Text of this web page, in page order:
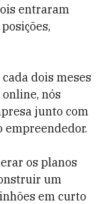
entraram
dois meses
online, nós
junto com
empreendedor.
os planos
um
em curto